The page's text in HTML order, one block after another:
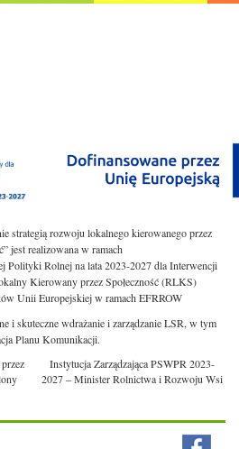
strategią rozwoju lokalnego kierowanego przez
jest realizowana w ramach
Polityki Rolnej na lata 2023-2027 dla Interwencji
Kierowany przez Społeczność (RLKS)
Unii Europejskiej w ramach EFRROW
i skuteczne wdrażanie i zarządzanie LSR, w tym
Planu Komunikacji.
Instytucja Zarządzająca PSWPR 2023-
2027 – Minister Rolnictwa i Rozwoju Wsi